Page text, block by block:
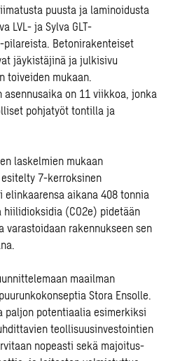
puusta ja laminoidusta
LVL- ja Sylva GLT-
Betonirakenteiset
jäykistäjinä ja julkisivu
toiveiden mukaan.
asennusaika on 11 viikkoa, jonka
pohjatyöt tontilla ja
laskelmien mukaan
esitelty 7-kerroksinen
elinkaarensa aikana 408 tonnia
(CO2e) pidetään
varastoidaan rakennukseen sen
maailman
Stora Ensolle.
paljon potentiaalia esimerkiksi
teollisuusinvestointien
nopeasti sekä majoitus-